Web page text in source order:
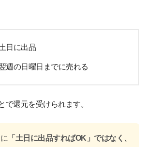
日に出品
週の日曜日までに売れる
で還元を受けられます。
「土日に出品すればOK」ではなく、